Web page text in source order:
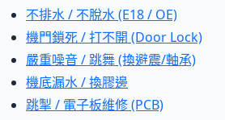
不排水 / 不脫水 (E18 / OE)
機門鎖死 / 打不開 (Door Lock)
嚴重噪音 / 跳舞 (換避震/軸承)
機底漏水 / 換膠邊
跳掣 / 電子板維修 (PCB)